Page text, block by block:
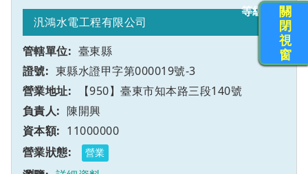
9
汎鴻水電工程有限公司
臺東縣
東縣水證甲字第000019號-3
【950】臺東市知本路三段140號
甲
陳開興
11000000
營業
關
閉
視
窗